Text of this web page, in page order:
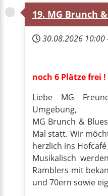
19. MG Brunch
30.08.2026 10:00
noch 6 Plätze frei !
Liebe MG
Umgebung,
MG Brunch &
Mal statt. Wir
herzlich ins
Musikalisch
Ramblers mit
und 70ern sowie